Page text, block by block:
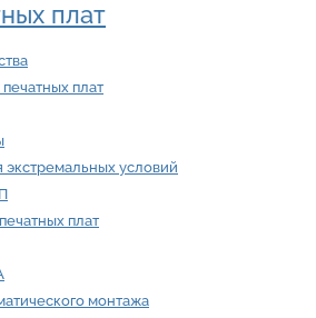
плат
плат
условий
плат
монтажа